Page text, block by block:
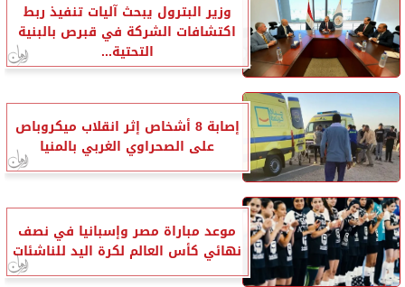
وزير البترول يبحث آليات تنفيذ ربط
اكتشافات الشركة في قبرص بالبنية
التحتية...
إصابة 8 أشخاص إثر انقلاب ميكروباص
على الصحراوي الغربي بالمنيا
موعد مباراة مصر وإسبانيا في نصف
نهائي كأس العالم لكرة اليد للناشئات